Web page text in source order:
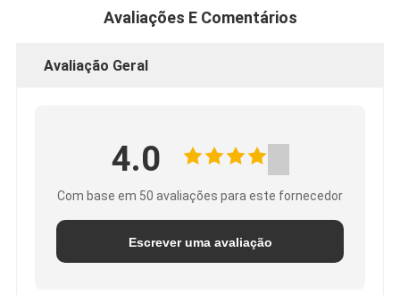
Avaliações E Comentários
Avaliação Geral
4.0
Com base em 50 avaliações para este fornecedor
Escrever uma avaliação